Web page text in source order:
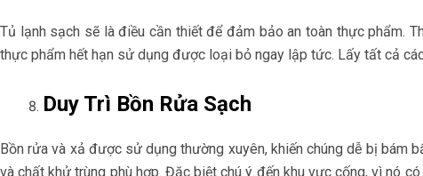
Tủ lạnh sạch sẽ là điều cần thiết để đảm bảo an toàn thực phẩm.
thực phẩm hết hạn sử dụng được loại bỏ ngay lập tức. Lấy tất cả
Duy Trì Bồn Rửa Sạch
Bồn rửa và xả được sử dụng thường xuyên, khiến chúng dễ bị bám
và chất khử trùng phù hợp. Đặc biệt chú ý đến khu vực cống, vì nó